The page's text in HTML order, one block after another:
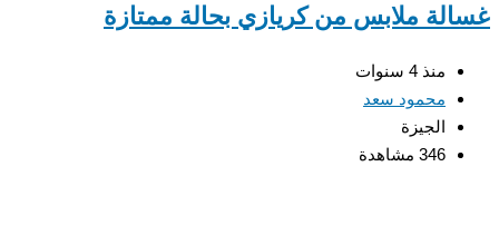
غسالة ملابس من كريازي بحالة ممتازة
منذ 4 سنوات
محمود سعد
الجيزة
346 مشاهدة